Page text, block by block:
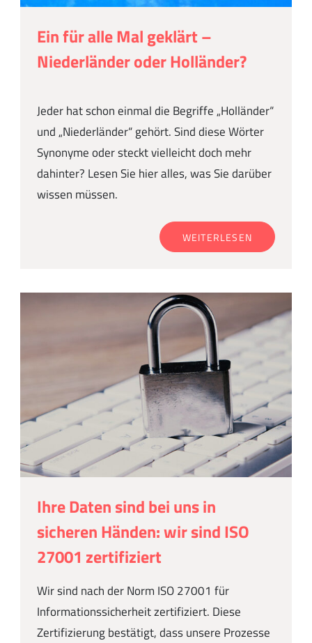
Ein für alle Mal geklärt –
Niederländer oder Holländer?
Jeder hat schon einmal die Begriffe „Holländer“
und „Niederländer“ gehört. Sind diese Wörter
Synonyme oder steckt vielleicht doch mehr
dahinter? Lesen Sie hier alles, was Sie darüber
wissen müssen.
WEITERLESEN
Ihre Daten sind bei uns in
sicheren Händen: wir sind ISO
27001 zertifiziert
Wir sind nach der Norm ISO 27001 für
Informationssicherheit zertifiziert. Diese
Zertifizierung bestätigt, dass unsere Prozesse